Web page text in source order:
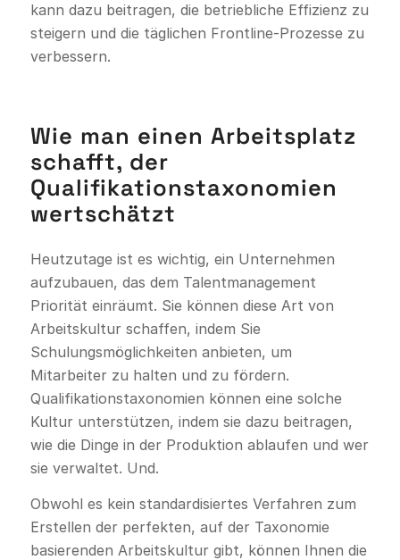
kann dazu beitragen, die betriebliche Effizienz zu
steigern und die täglichen Frontline-Prozesse zu
verbessern.
Wie man einen Arbeitsplatz
schafft, der
Qualifikationstaxonomien
wertschätzt
Heutzutage ist es wichtig, ein Unternehmen
aufzubauen, das dem Talentmanagement
Priorität einräumt. Sie können diese Art von
Arbeitskultur schaffen, indem Sie
Schulungsmöglichkeiten anbieten, um
Mitarbeiter zu halten und zu fördern.
Qualifikationstaxonomien können eine solche
Kultur unterstützen, indem sie dazu beitragen,
wie die Dinge in der Produktion ablaufen und wer
sie verwaltet. Und.
Obwohl es kein standardisiertes Verfahren zum
Erstellen der perfekten, auf der Taxonomie
basierenden Arbeitskultur gibt, können Ihnen die